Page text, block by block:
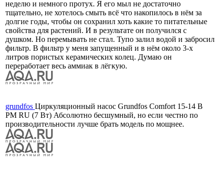
неделю и немного протух. Я его мыл не достаточно
тщательно, не хотелось смыть всё что накопилось в нём за
долгие годы, чтобы он сохранил хоть какие то питательные
свойства для растений. И в результате он получился с
душком. Но перемывать не стал. Тупо залил водой и забросил
фильтр. В фильтр у меня запущенный и в нём около 3-х
литров пористых керамических колец. Думаю он
переработает весь аммиак в лёгкую.
grundfos Циркуляционный насос Grundfos Comfort 15-14 B
PM RU (7 Вт) Абсолютно бесшумный, но если честно по
производительности лучше брать модель по мощнее.